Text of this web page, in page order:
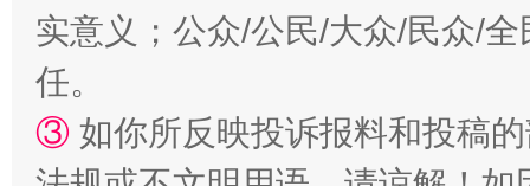
实意义；公众/公民/大众/民众/
任。
③ 如你所反映投诉报料和投稿